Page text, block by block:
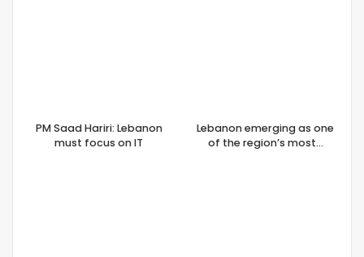
PM Saad Hariri: Lebanon
must focus on IT
Lebanon emerging as one
of the region’s most…